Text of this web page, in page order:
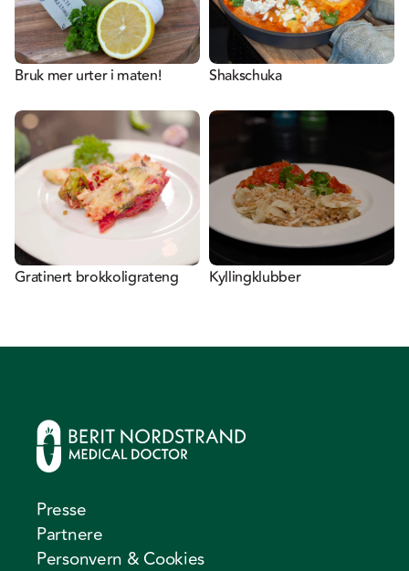
Bruk mer urter i maten! Shakschuka
Gratinert brokkoligrateng Kyllingklubber
Presse
Partnere
Personvern & Cookies